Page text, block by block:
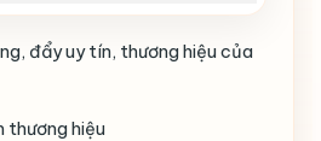
đẩy uy tín, thương hiệu của
thương hiệu